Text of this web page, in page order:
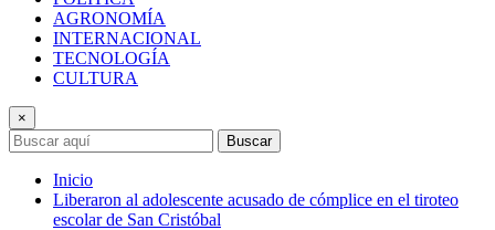
AGRONOMÍA
INTERNACIONAL
TECNOLOGÍA
CULTURA
×
Buscar
Inicio
Liberaron al adolescente acusado de cómplice en el tiroteo
escolar de San Cristóbal